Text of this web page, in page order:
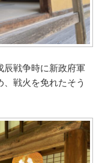
辰戦争時に新政府軍
戦火を免れたそう